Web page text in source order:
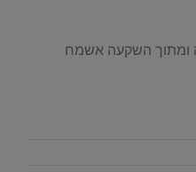
ומתוך השקעה אשמח